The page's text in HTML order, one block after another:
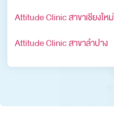
Attitude Clinic สาขาเชียงใหม่
Attitude Clinic สาขาลำปาง